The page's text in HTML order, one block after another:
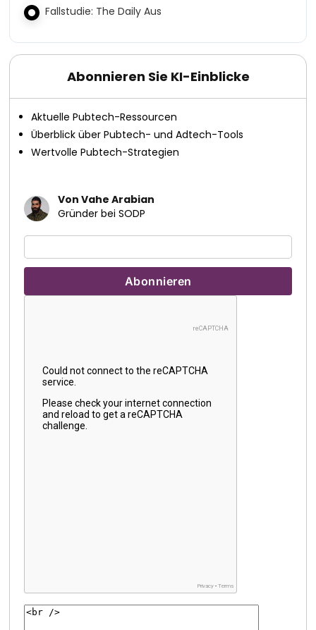
Fallstudie: The Daily Aus
Abonnieren Sie KI-Einblicke
Aktuelle Pubtech-Ressourcen
Überblick über Pubtech- und Adtech-Tools
Wertvolle Pubtech-Strategien
Von Vahe Arabian
Gründer bei SODP